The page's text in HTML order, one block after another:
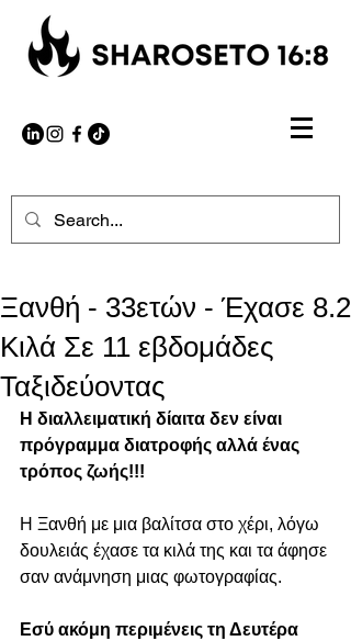
Ξανθή - 33ετών - Έχασε 8.2
Κιλά Σε 11 εβδομάδες
Ταξιδεύοντας
Η διαλλειματική δίαιτα δεν είναι
πρόγραμμα διατροφής αλλά ένας
τρόπος ζωής!!!
Η Ξανθή με μια βαλίτσα στο χέρι, λόγω
δουλειάς έχασε τα κιλά της και τα άφησε
σαν ανάμνηση μιας φωτογραφίας.
Εσύ ακόμη περιμένεις τη Δευτέρα